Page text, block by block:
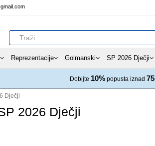
Reprezentacije Golmanski SP 2026 Dječji
Dobijte 10% popusta iznad 75
Dječji
2026 Dječji